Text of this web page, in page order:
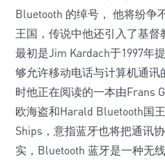
Bluetooth 的绰号， 他将纷争
王国，传说中他还引入了基
最初是Jim Kardach于1997年
够允许移动电话与计算机通讯
时他正在阅读的一本由Frans
欧海盗和Harald Bluetooth国
Ships，意指蓝牙也将把通讯
实，Bluetooth 蓝牙是一种无